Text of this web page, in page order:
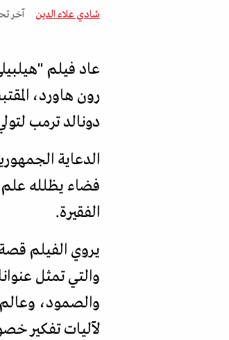
شادي علاء الدين آخر
رون هاورد،
دونالد ترمب
الدعاية
فضاء يظلله علم
الفقيرة.
يروي الفيلم
والتي تمثل
والصمود،
لآليات تفكير